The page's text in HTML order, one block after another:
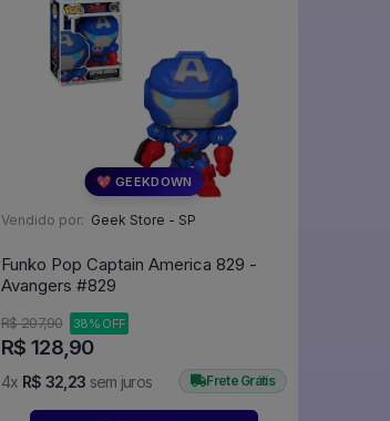
💖 GEEKDOWN
Vendido por: Geek Store - SP
Funko Pop Captain America 829 -
Avangers #829
R$ 207,90 38% OFF
R$ 128,90
4x R$ 32,23 sem juros Frete Grátis